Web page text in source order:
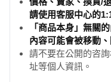
請使用客服中心的
「商品本身」無關
內容可能會被移動
請不要在公開的咨
址等個人資訊。